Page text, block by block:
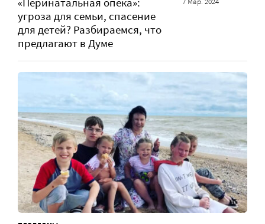
угроза для семьи, спасение
для детей? Разбираемся, что
предлагают в Думе